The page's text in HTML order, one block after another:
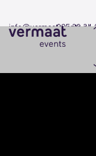
info@vermaatevents.nl
085 30 34